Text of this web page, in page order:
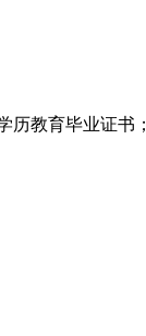
历教育毕业证书；